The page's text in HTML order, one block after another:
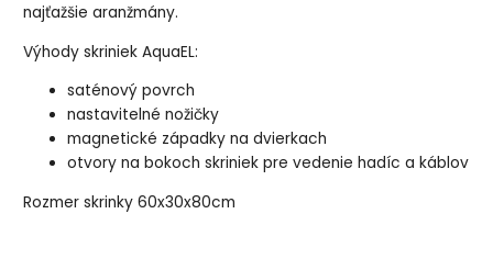
najťažšie aranžmány.
Výhody skriniek AquaEL:
saténový povrch
nastavitelné nožičky
magnetické západky na dvierkach
otvory na bokoch skriniek pre vedenie hadíc a káblov
Rozmer skrinky 60x30x80cm